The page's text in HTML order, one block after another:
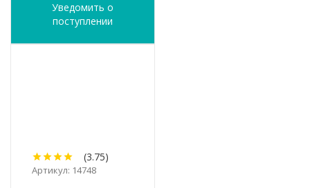
Уведомить о
поступлении
(3.75)
Артикул: 14748